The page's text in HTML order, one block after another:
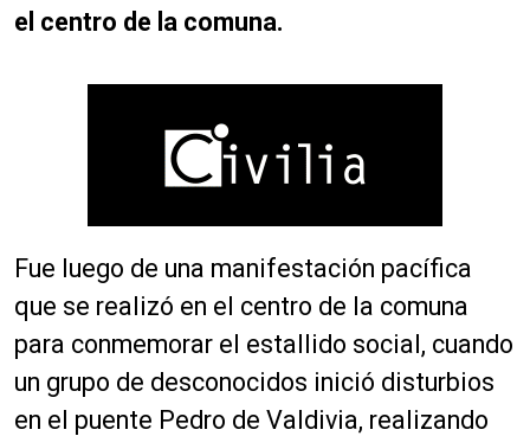
el centro de la comuna.
Fue luego de una manifestación pacífica
que se realizó en el centro de la comuna
para conmemorar el estallido social, cuando
un grupo de desconocidos inició disturbios
en el puente Pedro de Valdivia, realizando